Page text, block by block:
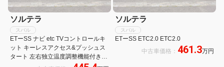
ソルテラ
スバル
ETーSS ナビ etc TVコントロールキ
ット キーレスアクセス&プッシュス
タート 左右独立温度調整機能付きオ
ソルテラ
スバル
ETーSS ETC2.0 ETC2.0
中古車価格： 461.3万円